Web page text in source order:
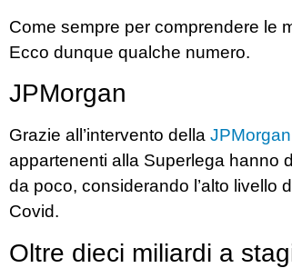
Come sempre per comprendere le
Ecco dunque qualche numero.
JPMorgan
Grazie all’intervento della JPMorgan
appartenenti alla Superlega hanno
da poco, considerando l’alto livello
Covid.
Oltre dieci miliardi a